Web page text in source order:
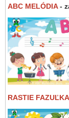
ABC MELÓDIA-
RASTIE FAZUĽKA